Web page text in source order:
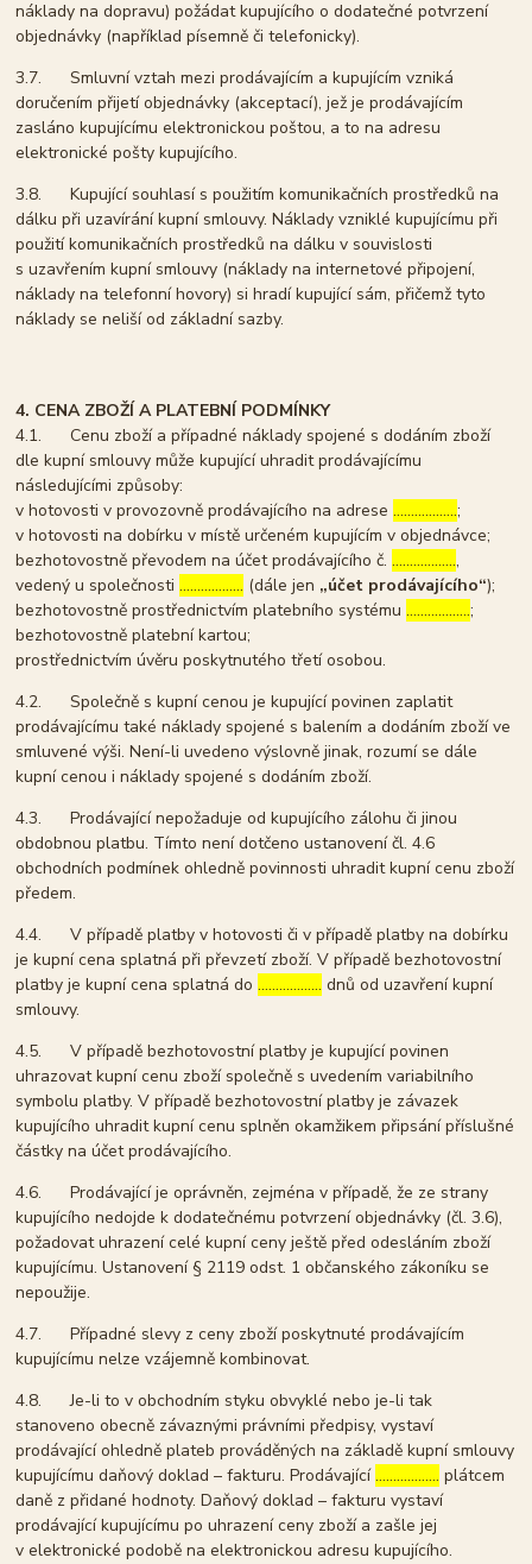
náklady na dopravu) požádat kupujícího o dodatečné potvrzení
objednávky (například písemně či telefonicky).
3.7. Smluvní vztah mezi prodávajícím a kupujícím vzniká
doručením přijetí objednávky (akceptací), jež je prodávajícím
zasláno kupujícímu elektronickou poštou, a to na adresu
elektronické pošty kupujícího.
3.8. Kupující souhlasí s použitím komunikačních prostředků na
dálku při uzavírání kupní smlouvy. Náklady vzniklé kupujícímu při
použití komunikačních prostředků na dálku v souvislosti
s uzavřením kupní smlouvy (náklady na internetové připojení,
náklady na telefonní hovory) si hradí kupující sám, přičemž tyto
náklady se neliší od základní sazby.
4. CENA ZBOŽÍ A PLATEBNÍ PODMÍNKY
4.1. Cenu zboží a případné náklady spojené s dodáním zboží
dle kupní smlouvy může kupující uhradit prodávajícímu
následujícími způsoby:
v hotovosti v provozovně prodávajícího na adrese………………;
v hotovosti na dobírku v místě určeném kupujícím v objednávce;
bezhotovostně převodem na účet prodávajícího č.………………,
vedený u společnosti……………… (dále jen „účet prodávajícího“);
bezhotovostně prostřednictvím platebního systému………………;
bezhotovostně platební kartou;
prostřednictvím úvěru poskytnutého třetí osobou.
4.2. Společně s kupní cenou je kupující povinen zaplatit
prodávajícímu také náklady spojené s balením a dodáním zboží ve
smluvené výši. Není-li uvedeno výslovně jinak, rozumí se dále
kupní cenou i náklady spojené s dodáním zboží.
4.3. Prodávající nepožaduje od kupujícího zálohu či jinou
obdobnou platbu. Tímto není dotčeno ustanovení čl. 4.6
obchodních podmínek ohledně povinnosti uhradit kupní cenu zboží
předem.
4.4. V případě platby v hotovosti či v případě platby na dobírku
je kupní cena splatná při převzetí zboží. V případě bezhotovostní
platby je kupní cena splatná do……………… dnů od uzavření kupní
smlouvy.
4.5. V případě bezhotovostní platby je kupující povinen
uhrazovat kupní cenu zboží společně s uvedením variabilního
symbolu platby. V případě bezhotovostní platby je závazek
kupujícího uhradit kupní cenu splněn okamžikem připsání příslušné
částky na účet prodávajícího.
4.6. Prodávající je oprávněn, zejména v případě, že ze strany
kupujícího nedojde k dodatečnému potvrzení objednávky (čl. 3.6),
požadovat uhrazení celé kupní ceny ještě před odesláním zboží
kupujícímu. Ustanovení § 2119 odst. 1 občanského zákoníku se
nepoužije.
4.7. Případné slevy z ceny zboží poskytnuté prodávajícím
kupujícímu nelze vzájemně kombinovat.
4.8. Je-li to v obchodním styku obvyklé nebo je-li tak
stanoveno obecně závaznými právními předpisy, vystaví
prodávající ohledně plateb prováděných na základě kupní smlouvy
kupujícímu daňový doklad – fakturu. Prodávající……………… plátcem
daně z přidané hodnoty. Daňový doklad – fakturu vystaví
prodávající kupujícímu po uhrazení ceny zboží a zašle jej
v elektronické podobě na elektronickou adresu kupujícího.